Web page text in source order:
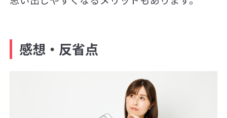
感想・反省点